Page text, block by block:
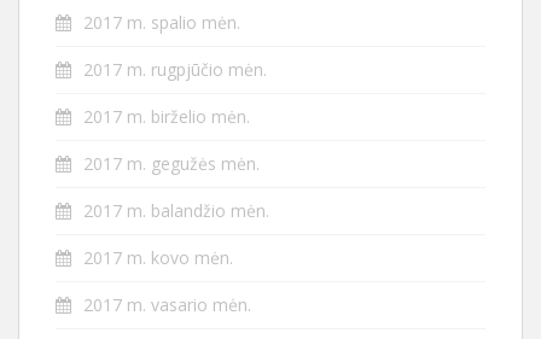
2017 m. spalio mėn.
2017 m. rugpjūčio mėn.
2017 m. birželio mėn.
2017 m. gegužės mėn.
2017 m. balandžio mėn.
2017 m. kovo mėn.
2017 m. vasario mėn.